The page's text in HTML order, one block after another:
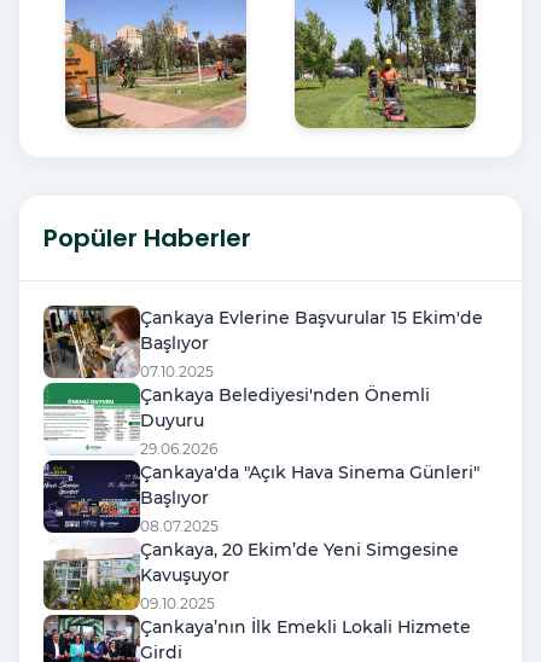
Popüler Haberler
Çankaya Evlerine Başvurular 15 Ekim'de
Başlıyor
07.10.2025
Çankaya Belediyesi'nden Önemli
Duyuru
29.06.2026
Çankaya'da "Açık Hava Sinema Günleri"
Başlıyor
08.07.2025
Çankaya, 20 Ekim’de Yeni Simgesine
Kavuşuyor
09.10.2025
Çankaya’nın İlk Emekli Lokali Hizmete
Girdi